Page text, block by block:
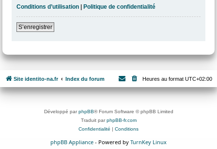
Conditions d’utilisation | Politique de confidentialité
S’enregistrer
Site identito-na.fr Index du forum Heures au format UTC+02:00
Développé parphpBB® Forum Software © phpBB Limited
Traduit parphpBB-fr.com
Confidentialité | Conditions
phpBB Appliance - Powered by TurnKey Linux